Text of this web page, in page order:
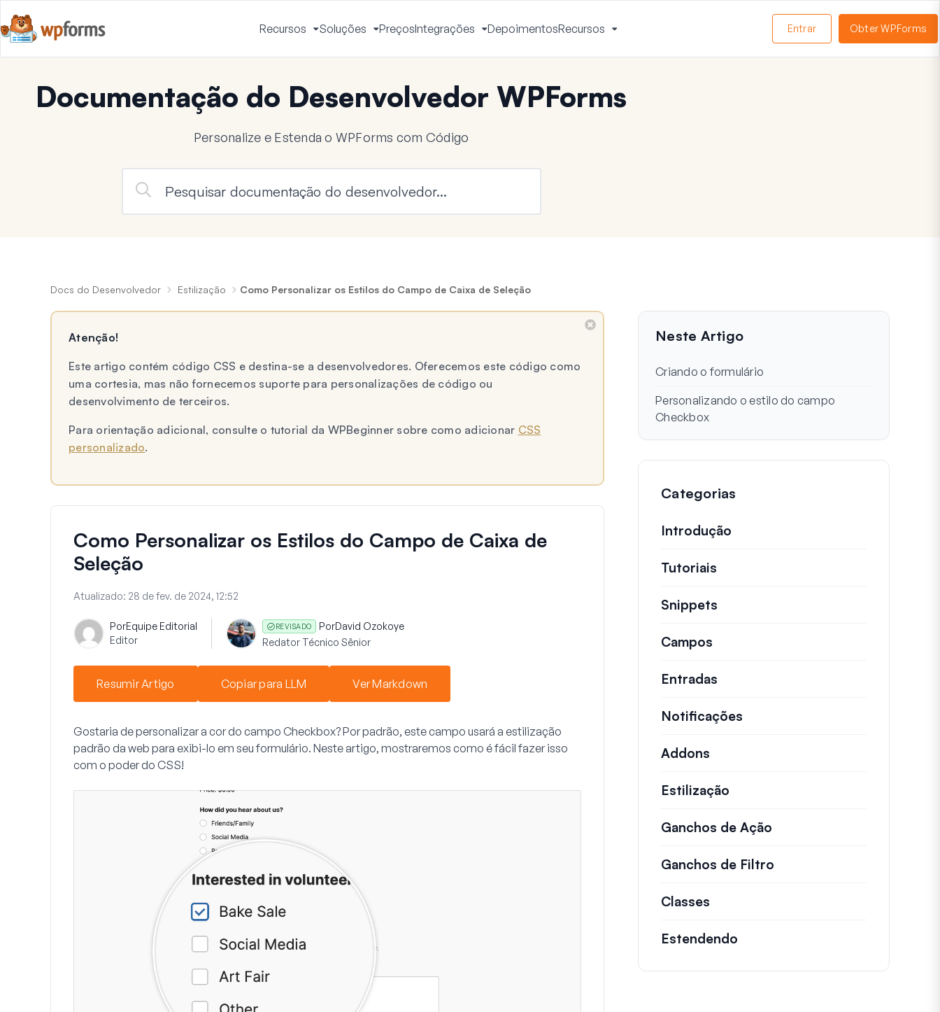
Recursos
Alternar
Menu
Soluções
Alternar
Menu
PreçosIntegrações
Alternar
Menu
DepoimentosRecursos
Menu
Entrar Obter WPForms
Documentação do Desenvolvedor WPForms
Personalize e Estenda o WPForms com Código
Docs do Desenvolvedor Estilização Como Personalizar os Estilos do Campo de Caixa de Seleção
Atenção!
Este artigo contém código CSS e destina-se a desenvolvedores. Oferecemos este código como
uma cortesia, mas não fornecemos suporte para personalizações de código ou
desenvolvimento de terceiros.
Para orientação adicional, consulte o tutorial da WPBeginner sobre como adicionar CSS
personalizado.
Como Personalizar os Estilos do Campo de Caixa de
Seleção
Atualizado: 28 de fev. de 2024, 12:52
PorEquipe Editorial
Editor
REVISADO PorDavid Ozokoye
Redator Técnico Sênior
Resumir Artigo Copiar para LLM Ver Markdown
Gostaria de personalizar a cor do campo Checkbox? Por padrão, este campo usará a estilização
padrão da web para exibi-lo em seu formulário. Neste artigo, mostraremos como é fácil fazer isso
com o poder do CSS!
Neste Artigo
Criando o formulário
Personalizando o estilo do campo
Checkbox
Categorias
Introdução
Tutoriais
Snippets
Campos
Entradas
Notificações
Addons
Estilização
Ganchos de Ação
Ganchos de Filtro
Classes
Estendendo